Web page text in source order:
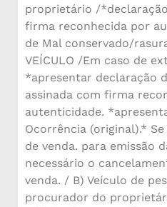
proprietário /
firma reconhecida por
de Mal conservado/
VEÍCULO /Em caso de
*apresentar declaração
assinada com firma
autenticidade.
Ocorrência (original).*
de venda. para emissão
necessário o
venda. / B) Veículo de
procurador do